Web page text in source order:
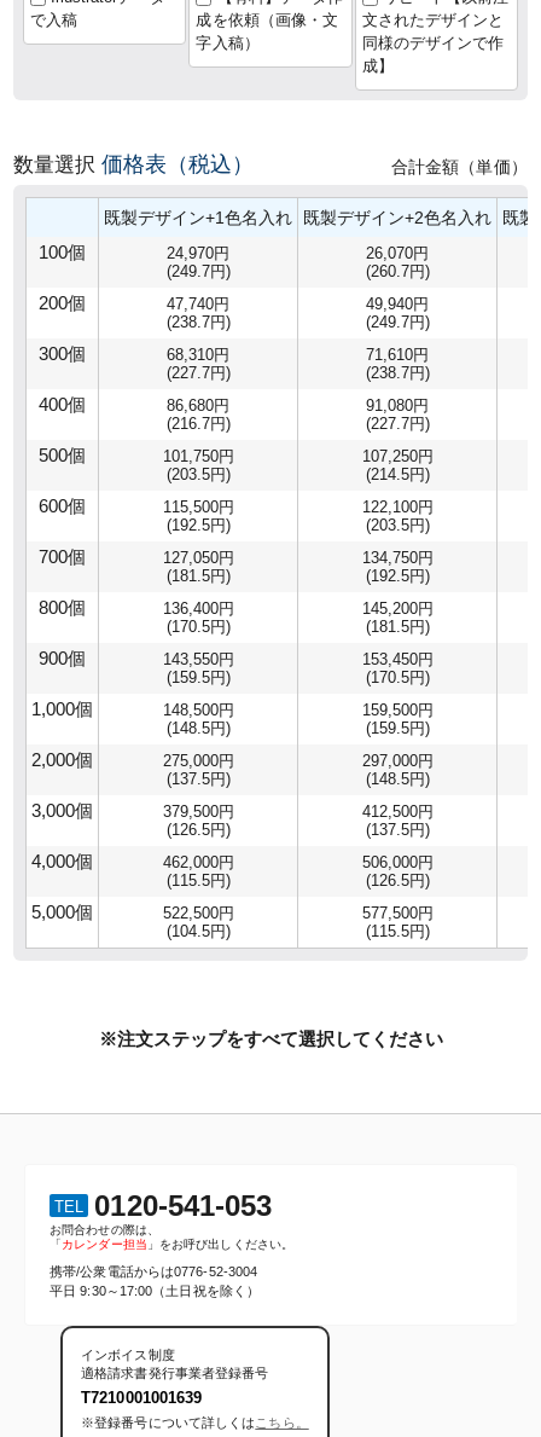
で入稿
成を依頼（画像・文
字入稿）
文されたデザインと
同様のデザインで作
成】
数量選択価格表（税込） 合計金額（単価）
既製デザイン+1色名入れ 既製デザイン+2色名入れ 既
100個
24,970円
(249.7円)
26,070円
(260.7円)
200個
47,740円
(238.7円)
49,940円
(249.7円)
300個
68,310円
(227.7円)
71,610円
(238.7円)
400個
86,680円
(216.7円)
91,080円
(227.7円)
500個
101,750円
(203.5円)
107,250円
(214.5円)
600個
115,500円
(192.5円)
122,100円
(203.5円)
700個
127,050円
(181.5円)
134,750円
(192.5円)
800個
136,400円
(170.5円)
145,200円
(181.5円)
900個
143,550円
(159.5円)
153,450円
(170.5円)
1,000個
148,500円
(148.5円)
159,500円
(159.5円)
2,000個
275,000円
(137.5円)
297,000円
(148.5円)
3,000個
379,500円
(126.5円)
412,500円
(137.5円)
4,000個
462,000円
(115.5円)
506,000円
(126.5円)
5,000個
522,500円
(104.5円)
577,500円
(115.5円)
※注文ステップをすべて選択してください
TEL 0120-541-053
お問合わせの際は、
「カレンダー担当 」をお呼び出しください。
携帯/公衆電話からは0776-52-3004
平日 9:30～17:00（土日祝を除く）
インボイス制度
適格請求書発行事業者登録番号
T7210001001639
※登録番号について詳しくは こちら。